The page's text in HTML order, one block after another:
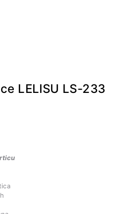
LELISU LS-233